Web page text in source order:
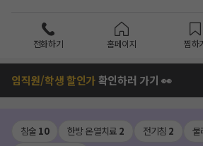
전화하기 홈페이지 찜하
임직원/학생 할인가확인하러 가기 👀
침술 10 한방 온열치료 2 전기침 2 물